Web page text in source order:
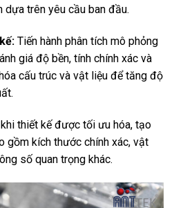
dựa trên yêu cầu ban đầu.
Tiến hành phân tích mô phỏng
giá độ bền, tính chính xác và
cấu trúc và vật liệu để tăng độ
thiết kế được tối ưu hóa, tạo
gồm kích thước chính xác, vật
số quan trọng khác.